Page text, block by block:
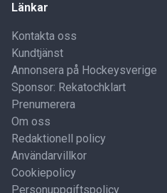
Länkar
Kontakta oss
Kundtjänst
Annonsera på Hockeysverige
Sponsor: Rekatochklart
Prenumerera
Om oss
Redaktionell policy
Användarvillkor
Cookiepolicy
Personuppgiftspolicy